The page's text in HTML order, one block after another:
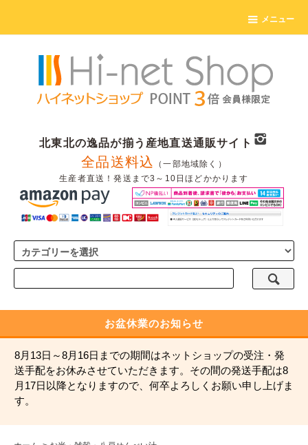
メニュー
北東北の逸品が揃う産地直送通販サイト
全品送料込
（一部地域除く）
生産者直送！発送まで3～10日ほどかかります
お盆休業のお知らせ
8月13日～8月16日までの期間はネットショップの受注・発
送手配をお休みさせていただきます。その間の発送手配は8
月17日以降となりますので、何卒よろしくお願い申し上げま
す。